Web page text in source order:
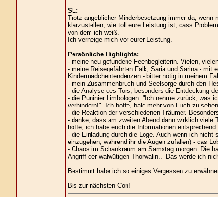
SL:
Trotz angeblicher Minderbesetzung immer da,
klarzustellen, wie toll eure Leistung ist, dass
von dem ich weiß.
Ich verneige mich vor eurer Leistung.
Persönliche Highlights:
- meine neu gefundene Feenbegleiterin. Vielen,
- meine Reisegefährten Falk, Saria und Sarina - mit
Kindermädchentendenzen - bitter nötig in meinem
- mein Zusammenbruch und Seelsorge durch den
- die Analyse des Tors, besonders die Entdeckung
- die Puninier Limbologen. "Ich nehme zurück, was
verhindern!". Ich hoffe, bald mehr von Euch zu
- die Reaktion der verschiedenen Träumer.
- danke, dass am zweiten Abend dann wirklich
hoffe, ich habe euch die Informationen entsprechend
- die Einladung durch die Loge. Auch wenn ich
einzugehen, während ihr die Augen zufallen) - das
- Chaos im Schankraum am Samstag morgen. Die
Angriff der walwütigen Thorwalin... Das werde ich
Bestimmt habe ich so einiges Vergessen zu
Bis zur nächsten Con!